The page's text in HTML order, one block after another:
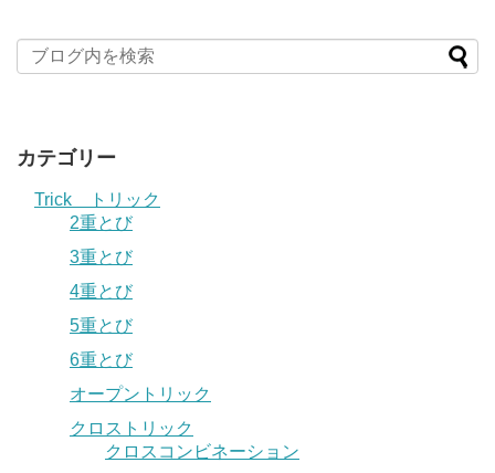
カテゴリー
Trick トリック
2重とび
3重とび
4重とび
5重とび
6重とび
オープントリック
クロストリック
クロスコンビネーション